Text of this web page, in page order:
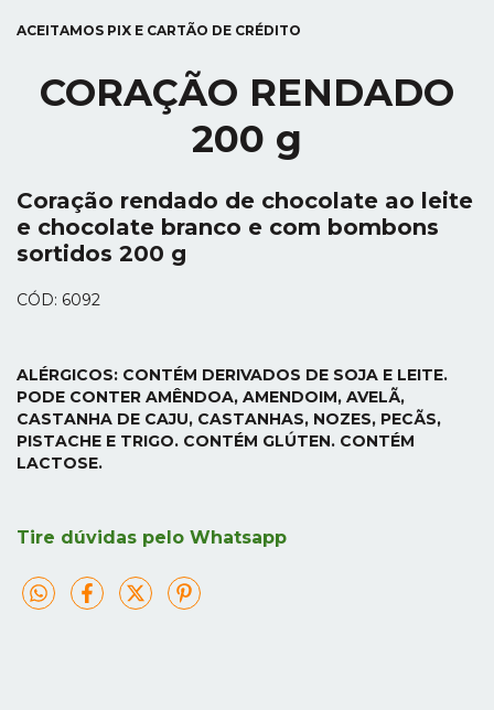
ACEITAMOS PIX E CARTÃO DE CRÉDITO
CORAÇÃO RENDADO
200 g
Coração rendado de chocolate ao leite
e chocolate branco e com bombons
sortidos 200 g
CÓD: 6092
ALÉRGICOS: CONTÉM DERIVADOS DE SOJA E LEITE.
PODE CONTER AMÊNDOA, AMENDOIM, AVELÃ,
CASTANHA DE CAJU, CASTANHAS, NOZES, PECÃS,
PISTACHE E TRIGO. CONTÉM GLÚTEN. CONTÉM
LACTOSE.
Tire dúvidas pelo Whatsapp